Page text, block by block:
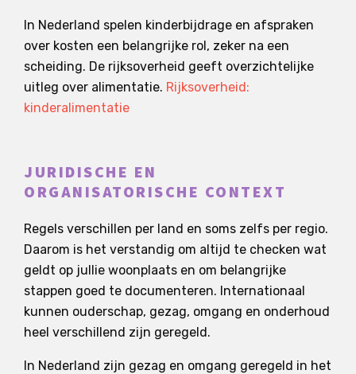
In Nederland spelen kinderbijdrage en afspraken
over kosten een belangrijke rol, zeker na een
scheiding. De rijksoverheid geeft overzichtelijke
uitleg over alimentatie. Rijksoverheid:
kinderalimentatie
JURIDISCHE EN
ORGANISATORISCHE CONTEXT
Regels verschillen per land en soms zelfs per regio.
Daarom is het verstandig om altijd te checken wat
geldt op jullie woonplaats en om belangrijke
stappen goed te documenteren. Internationaal
kunnen ouderschap, gezag, omgang en onderhoud
heel verschillend zijn geregeld.
In Nederland zijn gezag en omgang geregeld in het